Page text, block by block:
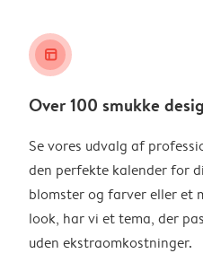
layout_alt
Over 100 smukke
Se vores udvalg af
den perfekte kalender for
blomster og farver eller et
look, har vi et tema, der
uden ekstraomkostninger.